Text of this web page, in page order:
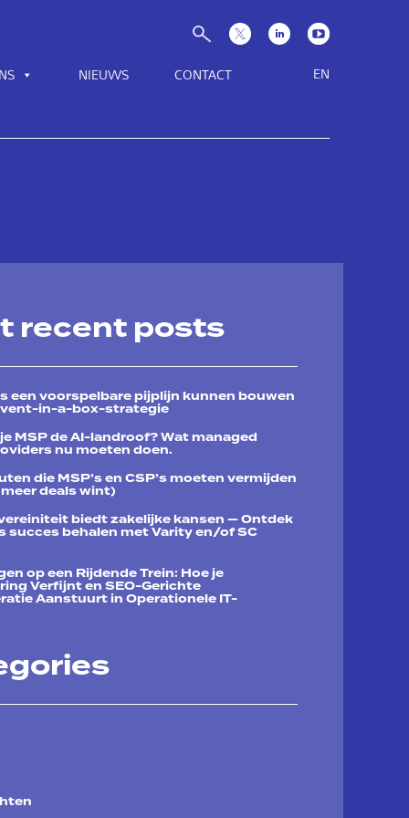
NIEUWS CONTACT EN
recent posts
een voorspelbare pijplijn kunnen bouwen
in-a-box-strategie
MSP de AI-landroof? Wat managed
nu moeten doen.
die MSP’s en CSP’s moeten vermijden
meer deals wint)
biedt zakelijke kansen — Ontdek
succes behalen met Varity en/of SC
op een Rijdende Trein: Hoe je
Verfijnt en SEO-Gerichte
Aanstuurt in Operationele IT-